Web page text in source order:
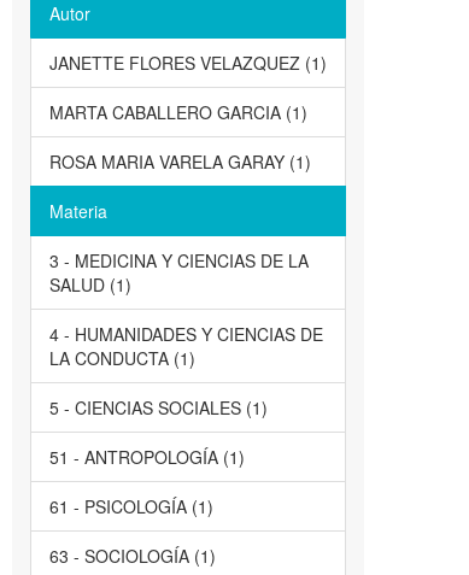
Autor
JANETTE FLORES VELAZQUEZ (1)
MARTA CABALLERO GARCIA (1)
ROSA MARIA VARELA GARAY (1)
Materia
3 - MEDICINA Y CIENCIAS DE LA
SALUD (1)
4 - HUMANIDADES Y CIENCIAS DE
LA CONDUCTA (1)
5 - CIENCIAS SOCIALES (1)
51 - ANTROPOLOGÍA (1)
61 - PSICOLOGÍA (1)
63 - SOCIOLOGÍA (1)